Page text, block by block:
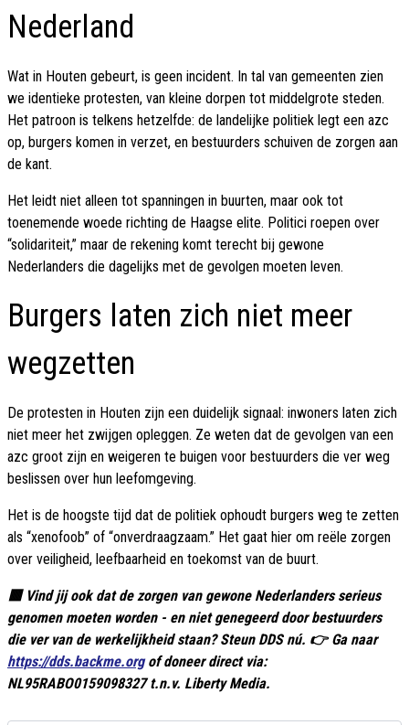
Nederland
Wat in Houten gebeurt, is geen incident. In tal van gemeenten zien
we identieke protesten, van kleine dorpen tot middelgrote steden.
Het patroon is telkens hetzelfde: de landelijke politiek legt een azc
op, burgers komen in verzet, en bestuurders schuiven de zorgen aan
de kant.
Het leidt niet alleen tot spanningen in buurten, maar ook tot
toenemende woede richting de Haagse elite. Politici roepen over
“solidariteit,” maar de rekening komt terecht bij gewone
Nederlanders die dagelijks met de gevolgen moeten leven.
Burgers laten zich niet meer
wegzetten
De protesten in Houten zijn een duidelijk signaal: inwoners laten zich
niet meer het zwijgen opleggen. Ze weten dat de gevolgen van een
azc groot zijn en weigeren te buigen voor bestuurders die ver weg
beslissen over hun leefomgeving.
Het is de hoogste tijd dat de politiek ophoudt burgers weg te zetten
als “xenofoob” of “onverdraagzaam.” Het gaat hier om reële zorgen
over veiligheid, leefbaarheid en toekomst van de buurt.
🟥 Vind jij ook dat de zorgen van gewone Nederlanders serieus
genomen moeten worden - en niet genegeerd door bestuurders
die ver van de werkelijkheid staan? Steun DDS nú. 👉 Ga naar
https://dds.backme.orgof doneer direct via:
NL95RABO0159098327 t.n.v. Liberty Media.